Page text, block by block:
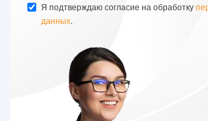
Я подтверждаю согласие на обработку
данных.